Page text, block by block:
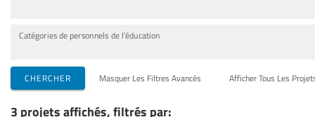
Catégories de personnels de l’éducation
CHERCHER Masquer Les Filtres Avancés Afficher Tous Les
3 projets affichés, filtrés par: